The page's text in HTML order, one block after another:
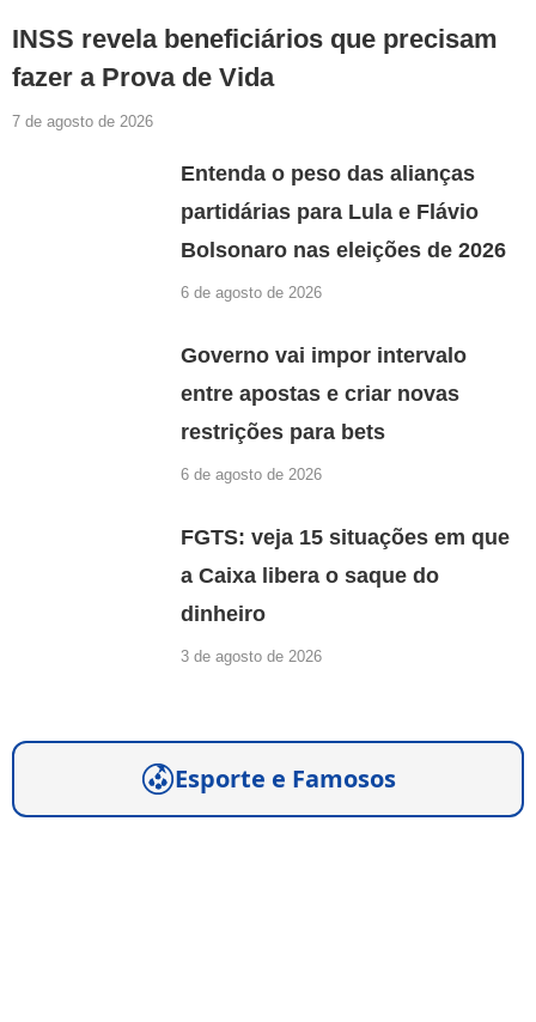
INSS revela beneficiários que precisam
fazer a Prova de Vida
7 de agosto de 2026
Entenda o peso das alianças
partidárias para Lula e Flávio
Bolsonaro nas eleições de 2026
6 de agosto de 2026
Governo vai impor intervalo
entre apostas e criar novas
restrições para bets
6 de agosto de 2026
FGTS: veja 15 situações em que
a Caixa libera o saque do
dinheiro
3 de agosto de 2026
Esporte e Famosos